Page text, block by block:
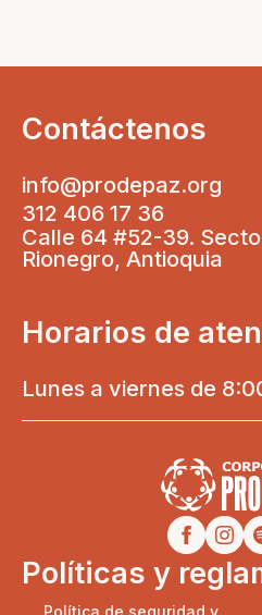
Contáctenos
info@prodepaz.org
312 406 17 36
Calle 64 #52-39.
Rionegro, Antioquia
Horarios de
Lunes a viernes de
Políticas y
Política de seguridad y